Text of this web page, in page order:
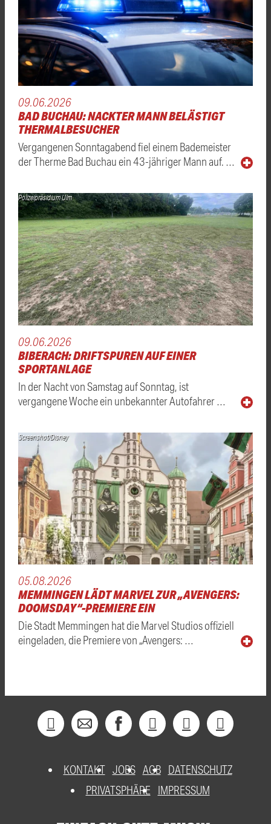
09.06.2026
BAD BUCHAU: NACKTER MANN BELÄSTIGT
THERMALBESUCHER
Vergangenen Sonntagabend fiel einem Bademeister
der Therme Bad Buchau ein 43-jähriger Mann auf. …
Polizeipräsidium Ulm
09.06.2026
BIBERACH: DRIFTSPUREN AUF EINER
SPORTANLAGE
In der Nacht von Samstag auf Sonntag, ist
vergangene Woche ein unbekannter Autofahrer …
Screenshot/Disney
05.08.2026
MEMMINGEN LÄDT MARVEL ZUR „AVENGERS:
DOOMSDAY“-PREMIERE EIN
Die Stadt Memmingen hat die Marvel Studios offiziell
eingeladen, die Premiere von „Avengers: …
KONTAKT JOBS AGB DATENSCHUTZ
PRIVATSPHÄRE
IMPRESSUM